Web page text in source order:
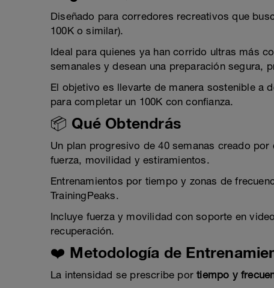
Diseñado para corredores recreativos que
100K o similar).
Ideal para quienes ya han corrido ultras más
semanales y desean una preparación segura,
El objetivo es llevarte de manera sostenible a
para completar un 100K con confianza.
📦 Qué Obtendrás
Un plan progresivo de 40 semanas creado
fuerza, movilidad y estiramientos.
Entrenamientos por tiempo y zonas de
TrainingPeaks.
Incluye fuerza y movilidad con soporte en
recuperación.
❤️ Metodología de
La intensidad se prescribe portiempo y